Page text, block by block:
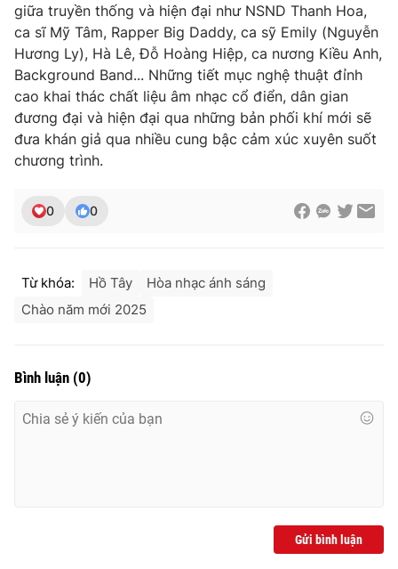
giữa truyền thống và hiện đại như NSND Thanh Hoa,
ca sĩ Mỹ Tâm, Rapper Big Daddy, ca sỹ Emily (Nguyễn
Hương Ly), Hà Lê, Đỗ Hoàng Hiệp, ca nương Kiều Anh,
Background Band... Những tiết mục nghệ thuật đỉnh
cao khai thác chất liệu âm nhạc cổ điển, dân gian
đương đại và hiện đại qua những bản phối khí mới sẽ
đưa khán giả qua nhiều cung bậc cảm xúc xuyên suốt
chương trình.
0 0
Từ khóa: Hồ Tây
Hòa nhạc ánh sáng
Chào năm mới 2025
Bình luận (0)
Gửi bình luận